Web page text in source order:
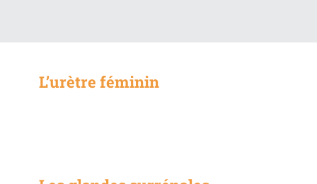
L’urètre féminin